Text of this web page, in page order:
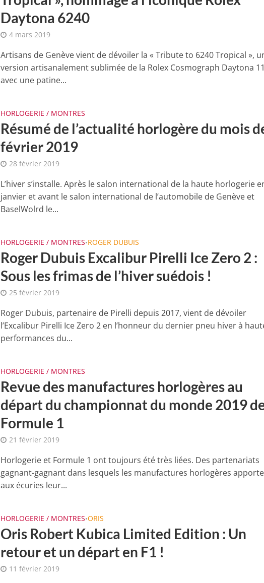
Daytona 6240
4 mars 2019
Artisans de Genève vient de dévoiler la « Tribute to 6240 Tropical »,
version artisanalement sublimée de la Rolex Cosmograph Daytona
avec une patine...
HORLOGERIE / MONTRES
Résumé de l’actualité horlogère du mois
février 2019
28 février 2019
L’hiver s’installe. Après le salon international de la haute horlogerie
janvier et avant le salon international de l’automobile de Genève et
BaselWolrd le...
HORLOGERIE / MONTRES•ROGER DUBUIS
Roger Dubuis Excalibur Pirelli Ice Zero 2 :
Sous les frimas de l’hiver suédois !
25 février 2019
Roger Dubuis, partenaire de Pirelli depuis 2017, vient de dévoiler
l’Excalibur Pirelli Ice Zero 2 en l’honneur du dernier pneu hiver à
performances du...
HORLOGERIE / MONTRES
Revue des manufactures horlogères au
départ du championnat du monde 2019
Formule 1
21 février 2019
Horlogerie et Formule 1 ont toujours été très liées. Des partenariats
gagnant-gagnant dans lesquels les manufactures horlogères
aux écuries leur...
HORLOGERIE / MONTRES•ORIS
Oris Robert Kubica Limited Edition : Un
retour et un départ en F1 !
11 février 2019